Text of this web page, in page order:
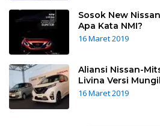
Sosok New
Apa Kata NMI?
16 Maret 2019
Aliansi Nissan-
Livina Versi Mungil
16 Maret 2019